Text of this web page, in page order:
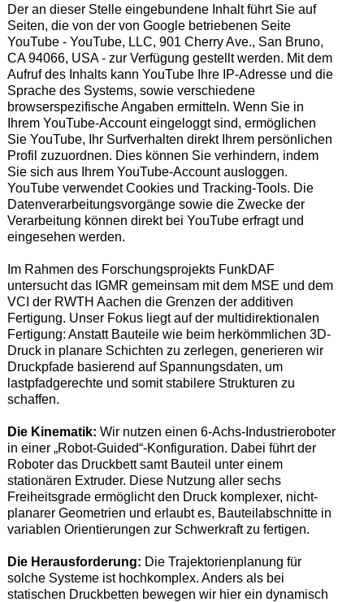
Der an dieser Stelle eingebundene Inhalt führt Sie auf
Seiten, die von der von Google betriebenen Seite
YouTube - YouTube, LLC, 901 Cherry Ave., San Bruno,
CA 94066, USA - zur Verfügung gestellt werden. Mit dem
Aufruf des Inhalts kann YouTube Ihre IP-Adresse und die
Sprache des Systems, sowie verschiedene
browserspezifische Angaben ermitteln. Wenn Sie in
Ihrem YouTube-Account eingeloggt sind, ermöglichen
Sie YouTube, Ihr Surfverhalten direkt Ihrem persönlichen
Profil zuzuordnen. Dies können Sie verhindern, indem
Sie sich aus Ihrem YouTube-Account ausloggen.
YouTube verwendet Cookies und Tracking-Tools. Die
Datenverarbeitungsvorgänge sowie die Zwecke der
Verarbeitung können direkt bei YouTube erfragt und
eingesehen werden.
Im Rahmen des Forschungsprojekts FunkDAF
untersucht das IGMR gemeinsam mit dem MSE und dem
VCI der RWTH Aachen die Grenzen der additiven
Fertigung. Unser Fokus liegt auf der multidirektionalen
Fertigung: Anstatt Bauteile wie beim herkömmlichen 3D-
Druck in planare Schichten zu zerlegen, generieren wir
Druckpfade basierend auf Spannungsdaten, um
lastpfadgerechte und somit stabilere Strukturen zu
schaffen.
Die Kinematik: Wir nutzen einen 6-Achs-Industrieroboter
in einer „Robot-Guided“-Konfiguration. Dabei führt der
Roboter das Druckbett samt Bauteil unter einem
stationären Extruder. Diese Nutzung aller sechs
Freiheitsgrade ermöglicht den Druck komplexer, nicht-
planarer Geometrien und erlaubt es, Bauteilabschnitte in
variablen Orientierungen zur Schwerkraft zu fertigen.
Die Herausforderung: Die Trajektorienplanung für
solche Systeme ist hochkomplex. Anders als bei
statischen Druckbetten bewegen wir hier ein dynamisch